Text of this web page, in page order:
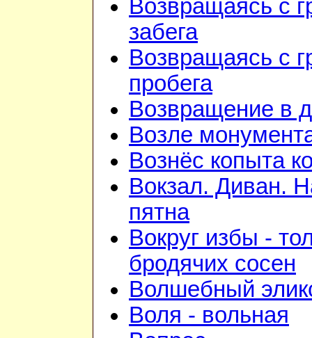
Возвращаясь с
забега
Возвращаясь с
пробега
Возвращение в
Возле
Вознёс копыта
Вокзал. Диван.
пятна
Вокруг избы -
бродячих сосен
Волшебный
Воля - вольная